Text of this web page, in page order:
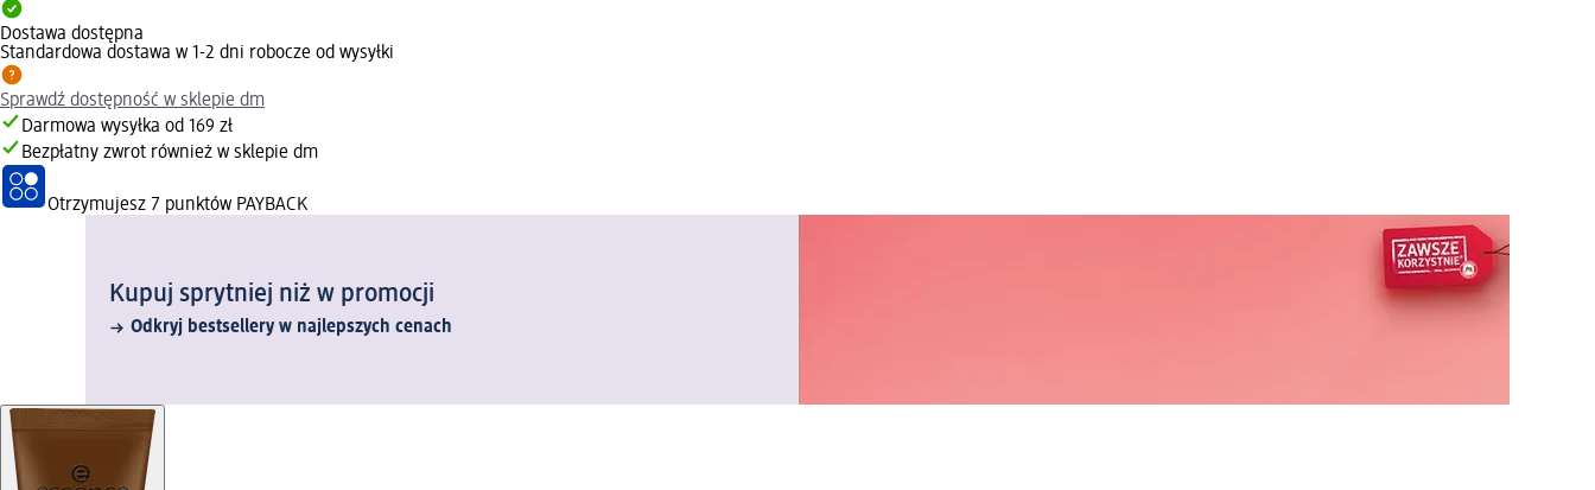
Dostawa dostępna
Standardowa dostawa w 1-2 dni robocze od wysyłki
Sprawdź dostępność w sklepie dm
Darmowa wysyłka od 169 zł
Bezpłatny zwrot również w sklepie dm
Otrzymujesz 7 punktów PAYBACK
Kupuj sprytniej niż w promocji
Odkryj bestsellery w najlepszych cenach